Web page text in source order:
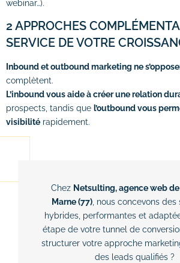
webinar…).
2 APPROCHES
SERVICE DE VOTRE
Inbound et outbound marketing ne
complètent.
L’inbound vous aide à créer une relation
prospects, tandis que l’outbound vous
visibilité rapidement.
Chez Netsulting, agence web
Marne (77), nous concevons des
hybrides, performantes et
étape de votre tunnel de
structurer votre approche
des leads qualifiés ?